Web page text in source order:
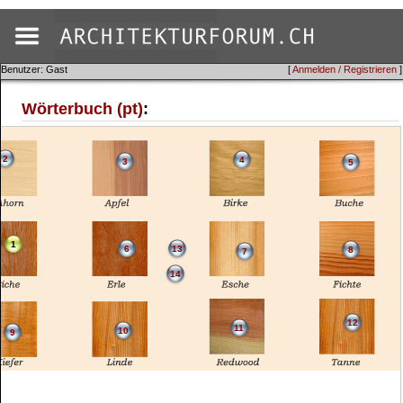
[Anmelden / Registrieren ]
Benutzer: Gast
Wörterbuch (pt):
1
2 3 4 5
6 7 8
9 10 11
12
13
14